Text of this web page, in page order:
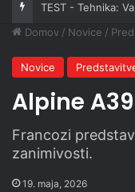
TEST - Tehnika:
Domov / Novice /
Novice
Alpine
Francozi
zanimivosti.
19. maja, 2026